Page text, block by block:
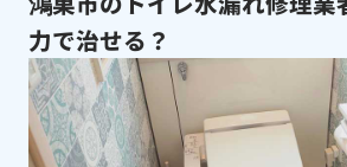
力で治せる？